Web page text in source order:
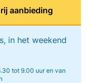
aanbieding
in het weekend
tot 9.00 uur en van